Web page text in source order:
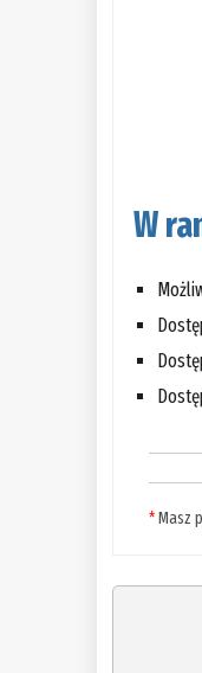
W
*Masz